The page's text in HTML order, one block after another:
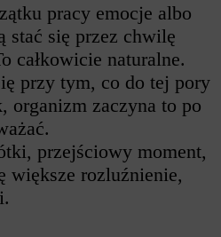
pracy emocje albo
stać się przez chwilę
całkowicie naturalne.
przy tym, co do tej pory
organizm zaczyna to po
przejściowy moment,
większe rozluźnienie,